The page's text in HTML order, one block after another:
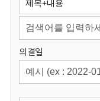
회
의결일